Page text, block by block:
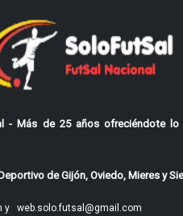
- Más de 25 años ofreciéndote
de Gijón, Oviedo, Mieres y
y web.solo.futsal@gmail.com